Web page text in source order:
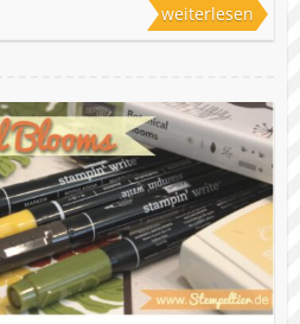
weiterlesen